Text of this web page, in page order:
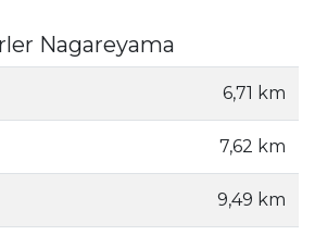
Nagareyama
6,71 km
7,62 km
9,49 km